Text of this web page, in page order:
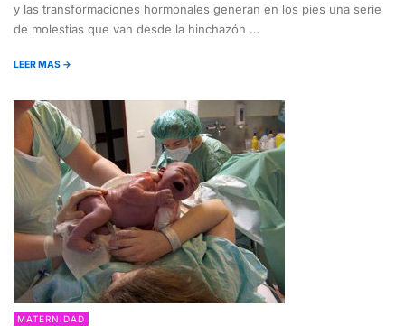
y las transformaciones hormonales generan en los pies una serie
de molestias que van desde la hinchazón …
LEER MAS →
MATERNIDAD